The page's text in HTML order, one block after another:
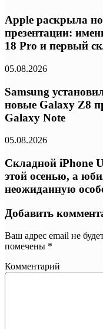
Apple раскрыла
презентации:
18 Pro и первый
05.08.2026
Samsung
новые Galaxy Z8
Galaxy Note
05.08.2026
Складной iPhone
этой осенью, а
неожиданную
Добавить
Ваш адрес email не
помечены *
Комментарий